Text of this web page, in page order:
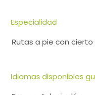
Especialidad
Rutas a pie con
Idiomas disponibles